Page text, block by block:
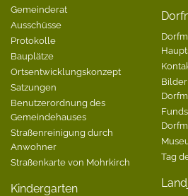
Gemeinderat
Ausschüsse
Protokolle
Bauplätze
Ortsentwicklungskonzept
Satzungen
Benutzerordnung des
Gemeindehauses
Straßenreinigung durch
Anwohner
Straßenkarte von Mohrkirch
Kindergarten
Tag